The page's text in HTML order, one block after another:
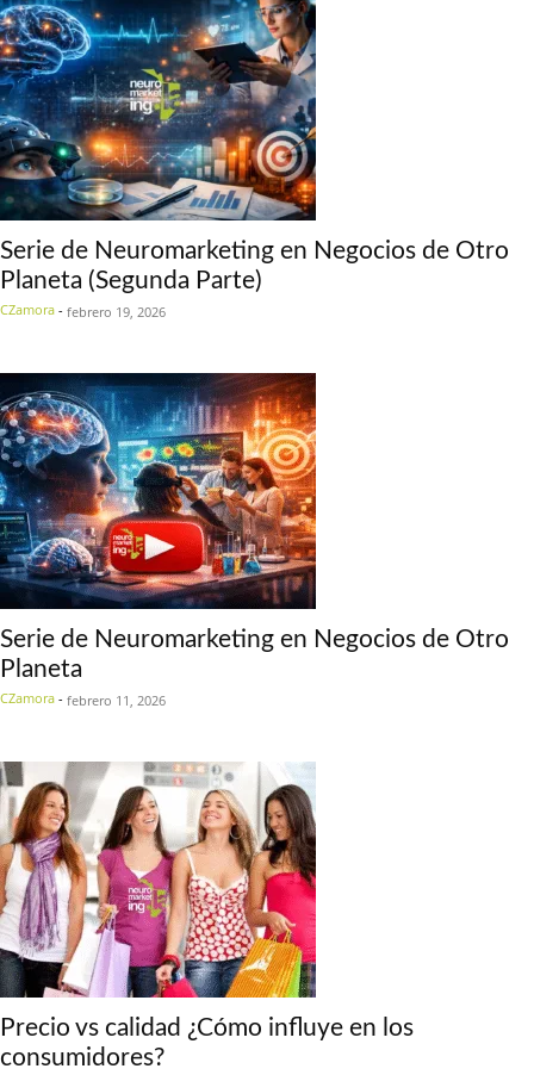
Serie de Neuromarketing en Negocios de Otro
Planeta (Segunda Parte)
CZamora - febrero 19, 2026
Serie de Neuromarketing en Negocios de Otro
Planeta
CZamora - febrero 11, 2026
Precio vs calidad ¿Cómo influye en los
consumidores?